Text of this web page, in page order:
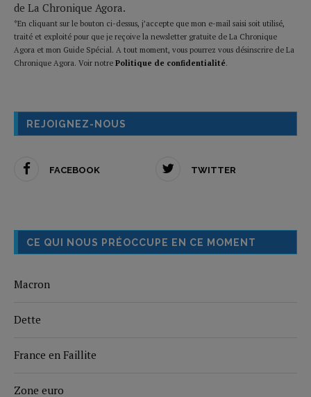
de La Chronique Agora.
*En cliquant sur le bouton ci-dessus, j’accepte que mon e-mail saisi soit utilisé,
traité et exploité pour que je reçoive la newsletter gratuite de La Chronique
Agora et mon Guide Spécial. A tout moment, vous pourrez vous désinscrire de La
Chronique Agora. Voir notre Politique de confidentialité.
REJOIGNEZ-NOUS
FACEBOOK TWITTER
CE QUI NOUS PRÉOCCUPE EN CE MOMENT
Macron
Dette
France en Faillite
Zone euro